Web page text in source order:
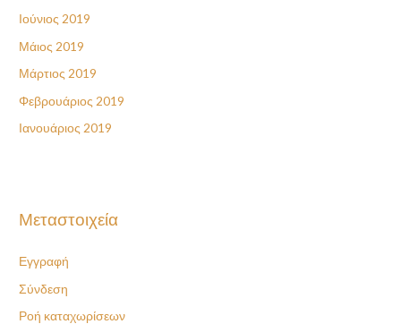
Ιούνιος 2019
Μάιος 2019
Μάρτιος 2019
Φεβρουάριος 2019
Ιανουάριος 2019
Μεταστοιχεία
Εγγραφή
Σύνδεση
Ροή καταχωρίσεων